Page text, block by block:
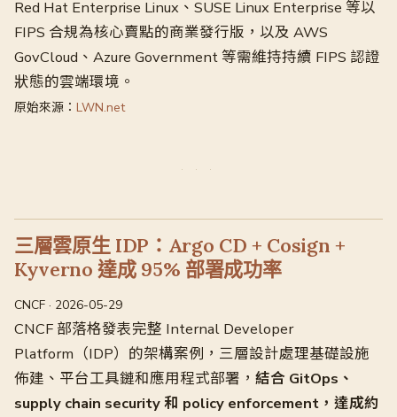
Red Hat Enterprise Linux、SUSE Linux Enterprise 等以
FIPS 合規為核心賣點的商業發行版，以及 AWS
GovCloud、Azure Government 等需維持持續 FIPS 認證
狀態的雲端環境。
原始來源： LWN.net
三層雲原生 IDP：Argo CD + Cosign +
Kyverno 達成 95% 部署成功率
CNCF · 2026-05-29
CNCF 部落格發表完整 Internal Developer
Platform（IDP）的架構案例，三層設計處理基礎設施
佈建、平台工具鏈和應用程式部署， 結合 GitOps、
supply chain security 和 policy enforcement，達成約